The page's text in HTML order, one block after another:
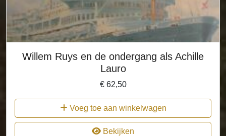
Willem Ruys en de ondergang als Achille
Lauro
€62,50
Voeg toe aan winkelwagen
Bekijken